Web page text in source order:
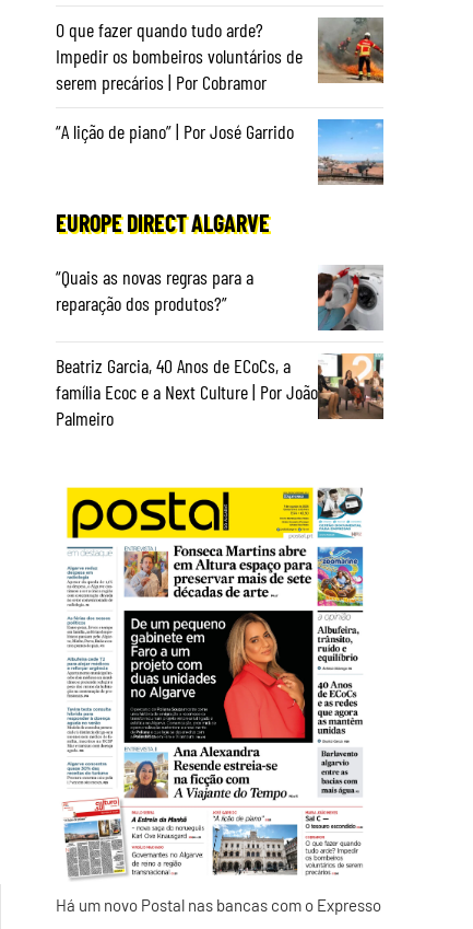
O que fazer quando tudo arde?
Impedir os bombeiros voluntários de
serem precários | Por Cobramor
“A lição de piano” | Por José Garrido
EUROPE DIRECT ALGARVE
“Quais as novas regras para a
reparação dos produtos?”
Beatriz Garcia, 40 Anos de ECoCs, a
família Ecoc e a Next Culture | Por João
Palmeiro
Há um novo Postal nas bancas com o Expresso